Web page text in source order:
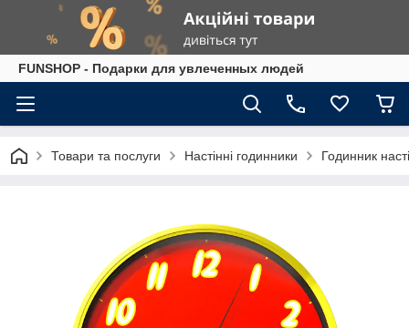
FUNSHOP - Подарки для увлеченных людей
Товари та послуги Настінні годинники Годинник